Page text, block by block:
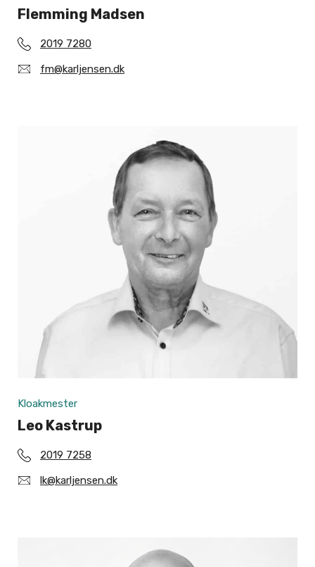
Flemming Madsen
2019 7280
fm@karljensen.dk
Kloakmester
Leo Kastrup
2019 7258
lk@karljensen.dk